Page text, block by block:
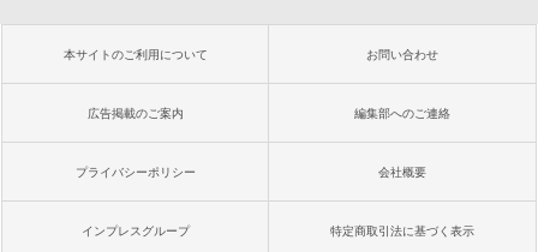
本サイトのご利用について お問い合わせ
広告掲載のご案内 編集部へのご連絡
プライバシーポリシー 会社概要
インプレスグループ 特定商取引法に基づく表示